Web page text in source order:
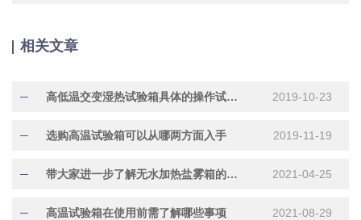
相关文章
高低温交变湿热试验箱具体的操作试验方法 2019-10-23
选购高温试验箱可以从哪两方面入手 2019-11-19
带大家进一步了解无水加热盐雾箱的用途 2021-04-25
高温试验箱在使用前需了解哪些事项 2021-08-29